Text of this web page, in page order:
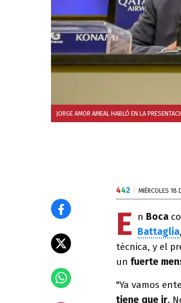
JORGE AMOR AMEAL HABLÓ EN LA
442 MIÉRCOLES 18
E n Boca
Battaglia
técnica, y el
un fuerte
"Ya vamos
tiene que ir.